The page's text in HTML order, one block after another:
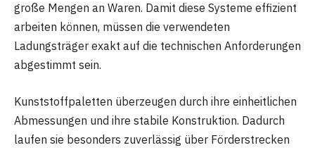
große Mengen an Waren. Damit diese Systeme effizient
arbeiten können, müssen die verwendeten
Ladungsträger exakt auf die technischen Anforderungen
abgestimmt sein.
Kunststoffpaletten überzeugen durch ihre einheitlichen
Abmessungen und ihre stabile Konstruktion. Dadurch
laufen sie besonders zuverlässig über Förderstrecken